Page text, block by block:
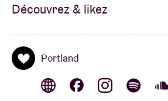
Découvrez & likez
Portland